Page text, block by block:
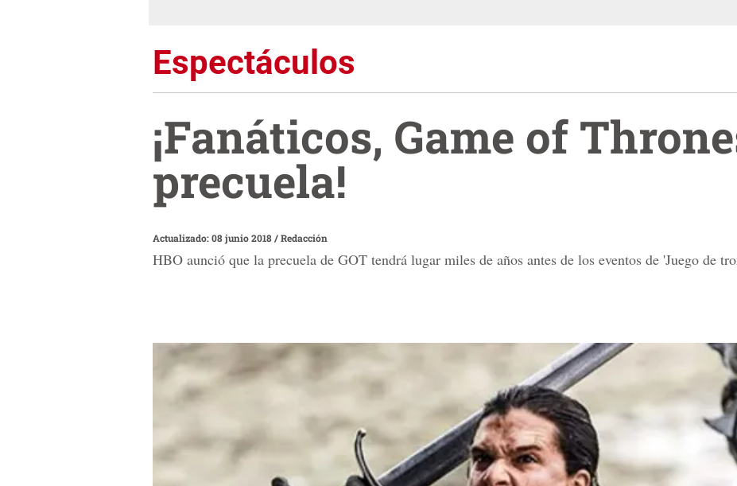
Espectáculos
¡Fanáticos, Game of
precuela!
Actualizado: 08 junio 2018/Redacción
HBO aunció que la precuela de GOT tendrá lugar miles de años antes de los eventos de 'Juego de